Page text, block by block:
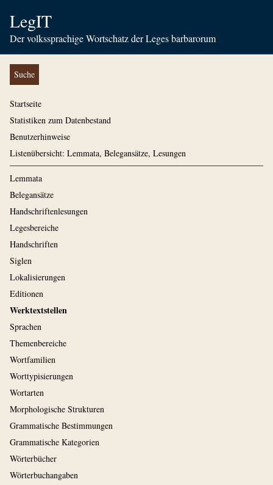
LegIT
Der volkssprachige Wortschatz der Leges barbarorum
Suche
Startseite
Statistiken zum Datenbestand
Benutzerhinweise
Listenübersicht: Lemmata, Belegansätze, Lesungen
Lemmata
Belegansätze
Handschriftenlesungen
Legesbereiche
Handschriften
Siglen
Lokalisierungen
Editionen
Werktextstellen
Sprachen
Themenbereiche
Wortfamilien
Worttypisierungen
Wortarten
Morphologische Strukturen
Grammatische Bestimmungen
Grammatische Kategorien
Wörterbücher
Wörterbuchangaben